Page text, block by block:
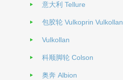
意大利 Tellure
包胶轮 Vulkoprin Vulkollan
Vulkollan
科顺脚轮 Colson
奥奔 Albion